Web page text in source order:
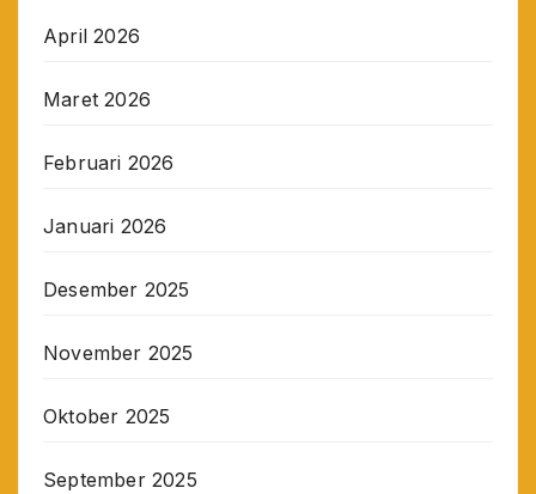
April 2026
Maret 2026
Februari 2026
Januari 2026
Desember 2025
November 2025
Oktober 2025
September 2025